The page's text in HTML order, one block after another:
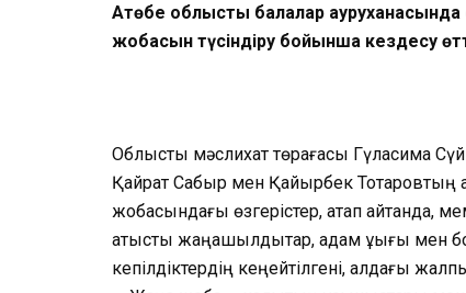
Ақтөбе облыстық балалар
жобасын түсіндіру бойынша кездесу
Облыстық мәслихат төрағасы Гүлқасима
Қайрат Сабыр мен Қайырбек
жобасындағы өзгерістер, атап айтқанда,
қатысты жаңашылдықтар, адам құқығы мен
кепілдіктердің кеңейтілгені, алдағы